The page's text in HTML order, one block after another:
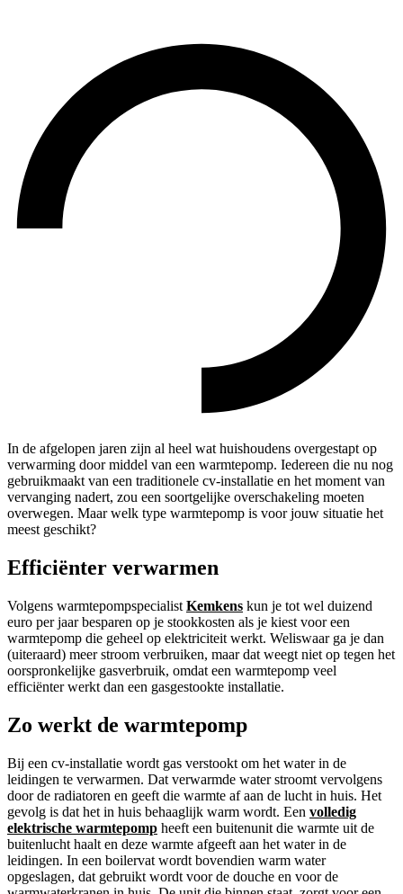
In de afgelopen jaren zijn al heel wat huishoudens overgestapt op
verwarming door middel van een warmtepomp. Iedereen die nu nog
gebruikmaakt van een traditionele cv-installatie en het moment van
vervanging nadert, zou een soortgelijke overschakeling moeten
overwegen. Maar welk type warmtepomp is voor jouw situatie het
meest geschikt?
Efficiënter verwarmen
Volgens warmtepompspecialist Kemkens kun je tot wel duizend
euro per jaar besparen op je stookkosten als je kiest voor een
warmtepomp die geheel op elektriciteit werkt. Weliswaar ga je dan
(uiteraard) meer stroom verbruiken, maar dat weegt niet op tegen het
oorspronkelijke gasverbruik, omdat een warmtepomp veel
efficiënter werkt dan een gasgestookte installatie.
Zo werkt de warmtepomp
Bij een cv-installatie wordt gas verstookt om het water in de
leidingen te verwarmen. Dat verwarmde water stroomt vervolgens
door de radiatoren en geeft die warmte af aan de lucht in huis. Het
gevolg is dat het in huis behaaglijk warm wordt. Een volledig
elektrische warmtepomp heeft een buitenunit die warmte uit de
buitenlucht haalt en deze warmte afgeeft aan het water in de
leidingen. In een boilervat wordt bovendien warm water
opgeslagen, dat gebruikt wordt voor de douche en voor de